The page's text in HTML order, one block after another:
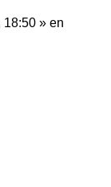
18:50 » en